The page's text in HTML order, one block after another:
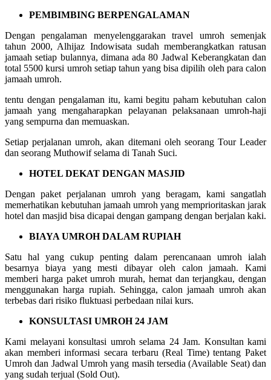
PEMBIMBING BERPENGALAMAN
Dengan pengalaman menyelenggarakan travel umroh semenjak
tahun 2000, Alhijaz Indowisata sudah memberangkatkan ratusan
jamaah setiap bulannya, dimana ada 80 Jadwal Keberangkatan dan
total 5500 kursi umroh setiap tahun yang bisa dipilih oleh para calon
jamaah umroh.
tentu dengan pengalaman itu, kami begitu paham kebutuhan calon
jamaah yang mengaharapkan pelayanan pelaksanaan umroh-haji
yang sempurna dan memuaskan.
Setiap perjalanan umroh, akan ditemani oleh seorang Tour Leader
dan seorang Muthowif selama di Tanah Suci.
HOTEL DEKAT DENGAN MASJID
Dengan paket perjalanan umroh yang beragam, kami sangatlah
memerhatikan kebutuhan jamaah umroh yang memprioritaskan jarak
hotel dan masjid bisa dicapai dengan gampang dengan berjalan kaki.
BIAYA UMROH DALAM RUPIAH
Satu hal yang cukup penting dalam perencanaan umroh ialah
besarnya biaya yang mesti dibayar oleh calon jamaah. Kami
memberi harga paket umroh murah, hemat dan terjangkau, dengan
menggunakan harga rupiah. Sehingga, calon jamaah umroh akan
terbebas dari risiko fluktuasi perbedaan nilai kurs.
KONSULTASI UMROH 24 JAM
Kami melayani konsultasi umroh selama 24 Jam. Konsultan kami
akan memberi informasi secara terbaru (Real Time) tentang Paket
Umroh dan Jadwal Umroh yang masih tersedia (Available Seat) dan
yang sudah terjual (Sold Out).